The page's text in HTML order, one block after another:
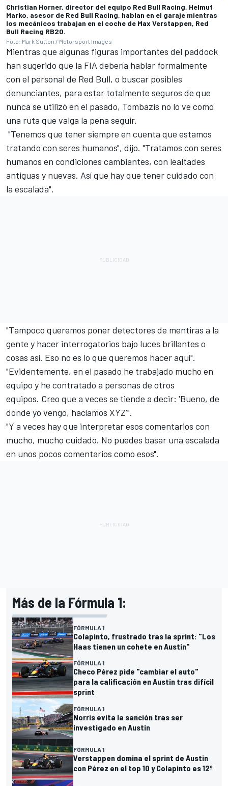
Christian Horner, director del equipo Red Bull Racing, Helmut
Marko, asesor de Red Bull Racing, hablan en el garaje mientras
los mecánicos trabajan en el coche de Max Verstappen, Red
Bull Racing RB20.
Foto: Mark Sutton / Motorsport Images
Mientras que algunas figuras importantes del paddock
han sugerido que la FIA debería hablar formalmente
con el personal de Red Bull, o buscar posibles
denunciantes, para estar totalmente seguros de que
nunca se utilizó en el pasado, Tombazis no lo ve como
una ruta que valga la pena seguir.
"Tenemos que tener siempre en cuenta que estamos
tratando con seres humanos", dijo. "Tratamos con seres
humanos en condiciones cambiantes, con lealtades
antiguas y nuevas. Así que hay que tener cuidado con
la escalada".
"Tampoco queremos poner detectores de mentiras a la
gente y hacer interrogatorios bajo luces brillantes o
cosas así. Eso no es lo que queremos hacer aquí".
"Evidentemente, en el pasado he trabajado mucho en
equipo y he contratado a personas de otros
equipos. Creo que a veces se tiende a decir: 'Bueno, de
donde yo vengo, hacíamos XYZ'".
"Y a veces hay que interpretar esos comentarios con
mucho, mucho cuidado. No puedes basar una escalada
en unos pocos comentarios como esos".
Más de la Fórmula 1:
FÓRMULA 1
Colapinto, frustrado tras la sprint: "Los
Haas tienen un cohete en Austin"
FÓRMULA 1
Checo Pérez pide "cambiar el auto"
para la calificación en Austin tras difícil
sprint
FÓRMULA 1
Norris evita la sanción tras ser
investigado en Austin
FÓRMULA 1
Verstappen domina el sprint de Austin
con Pérez en el top 10 y Colapinto es 12º